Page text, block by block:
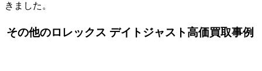
きました。
その他のロレックス デイトジャスト高価買取事例